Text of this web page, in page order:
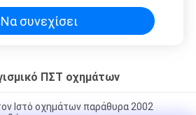
Να συνεχίσει
ΠΣΤ οχημάτων
Ιστό οχημάτων παράθυρα 2002